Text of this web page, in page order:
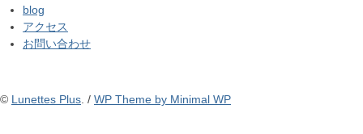
blog
アクセス
お問い合わせ
© Lunettes Plus . / WP Theme by Minimal WP